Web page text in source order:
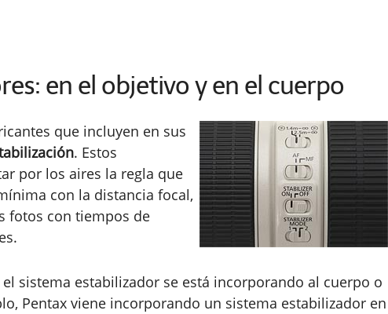
en el objetivo y en el cuerpo
que incluyen en sus
. Estos
por los aires la regla que
con la distancia focal,
fotos con tiempos de
sistema estabilizador se está incorporando al cuerpo o
Pentax viene incorporando un sistema estabilizador en